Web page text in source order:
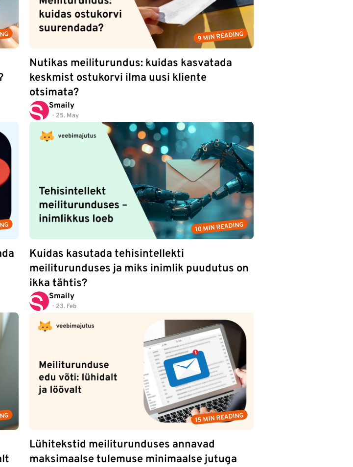
9 MIN READING
Nutikas meiliturundus: kuidas kasvatada
keskmist ostukorvi ilma uusi kliente
otsimata?
Smaily
25. May
10 MIN READING
Kuidas kasutada tehisintellekti
meiliturunduses ja miks inimlik puudutus on
ikka tähtis?
Smaily
23. Feb
15 MIN READING
Lühitekstid meiliturunduses annavad
maksimaalse tulemuse minimaalse jutuga